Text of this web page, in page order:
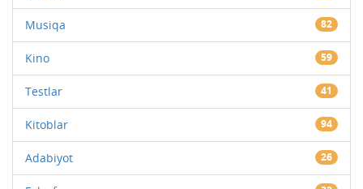
Musiqa 82
Kino 59
Testlar 41
Kitoblar 94
Adabiyot 26